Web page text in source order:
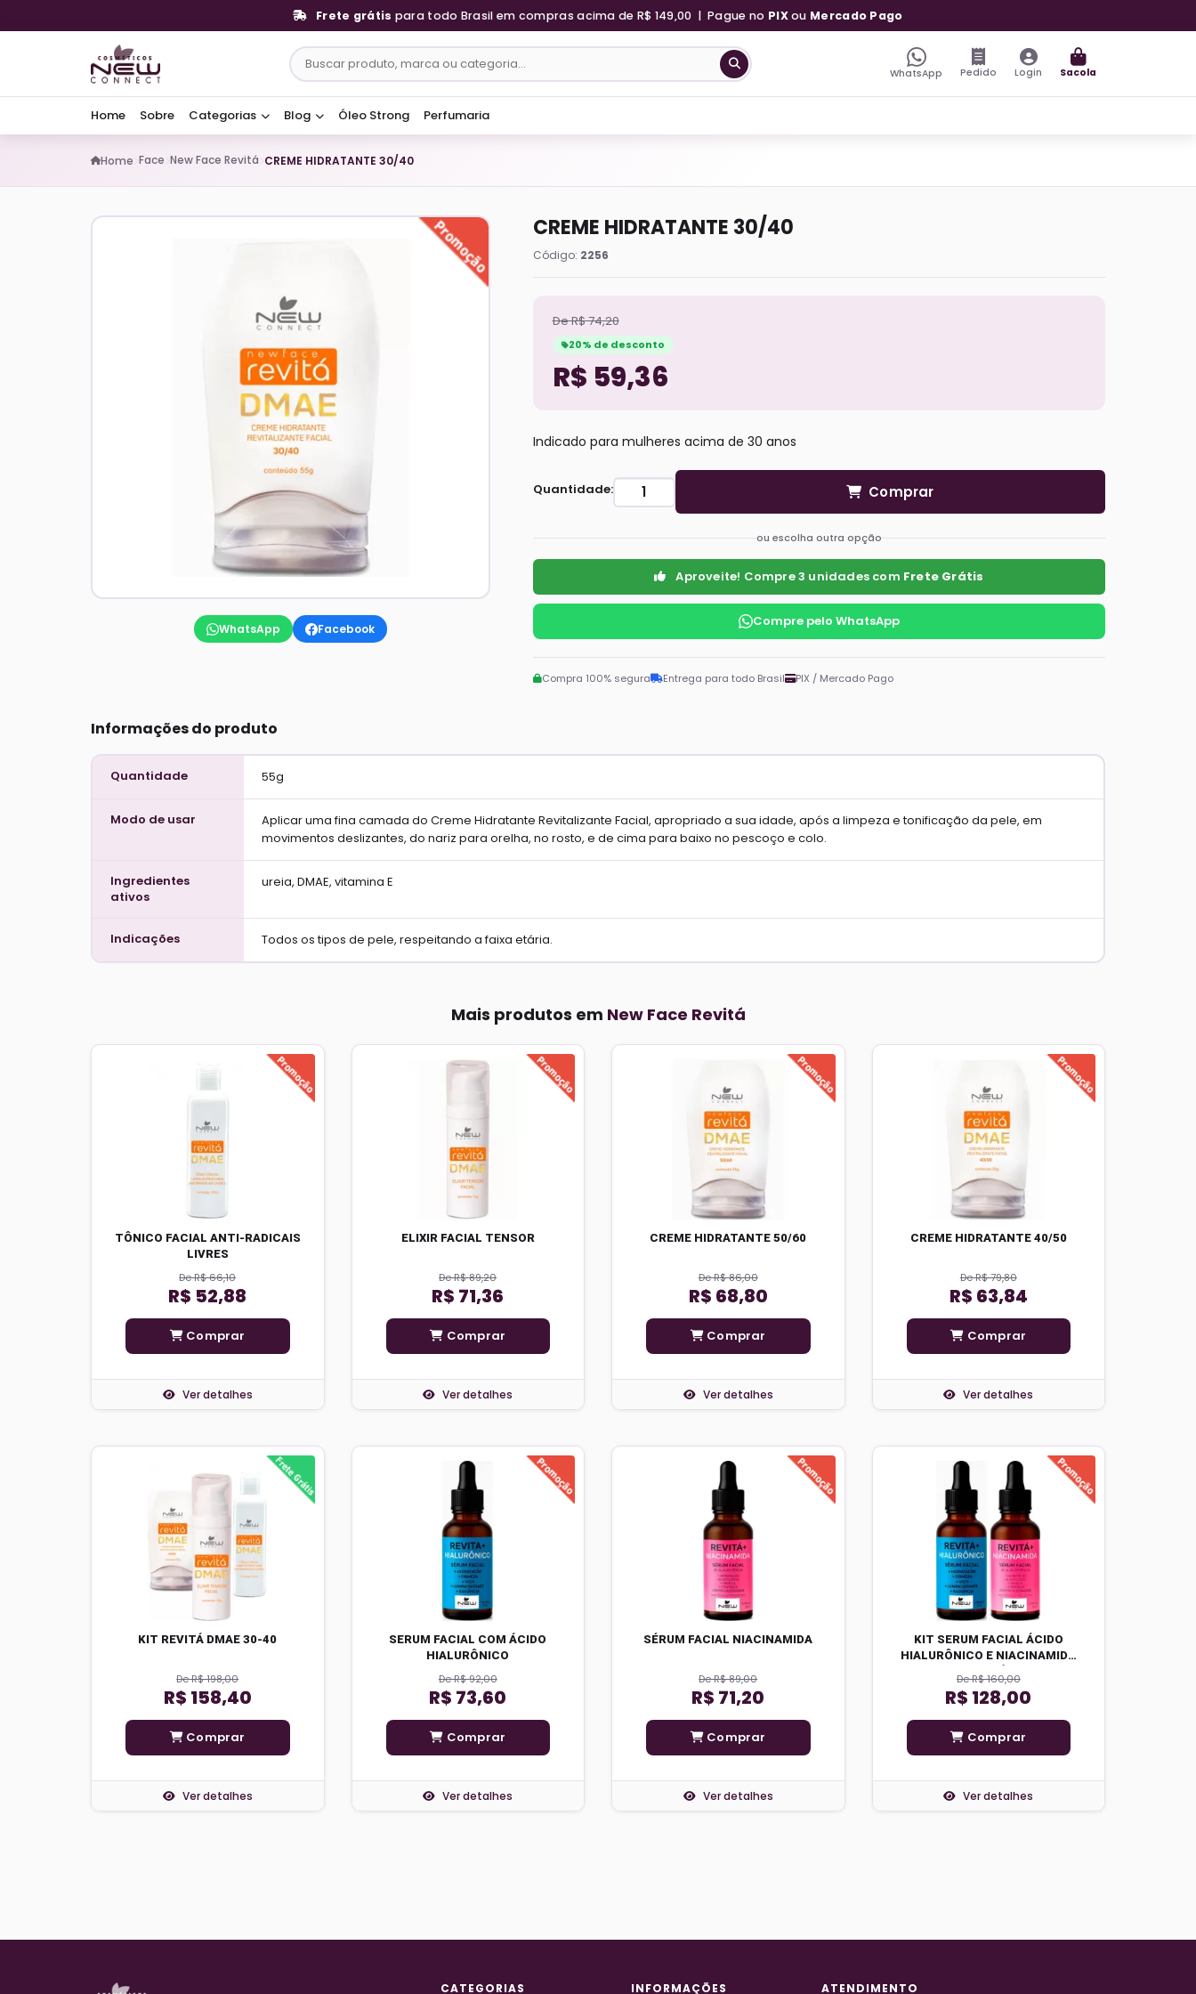
Frete grátis para todo Brasil em compras acima de R$ 149,00 | Pague no PIXou Mercado Pago
WhatsApp Pedido Login Sacola
Home Sobre Categorias Blog Óleo Strong Perfumaria
Home Face New Face Revitá CREME HIDRATANTE 30/40
WhatsApp Facebook
CREME HIDRATANTE 30/40
Código: 2256
De R$ 74,20
20% de desconto
R$ 59,36
Indicado para mulheres acima de 30 anos
Quantidade: Comprar
ou escolha outra opção
Aproveite! Compre 3 unidades com Frete Grátis
Compre pelo WhatsApp
Compra 100% segura Entrega para todo Brasil PIX / Mercado Pago
Informações do produto
Quantidade 55g
Modo de usar
Aplicar uma fina camada do Creme Hidratante Revitalizante Facial, apropriado a sua idade, após a limpeza e tonificação da pele, em
movimentos deslizantes, do nariz para orelha, no rosto, e de cima para baixo no pescoço e colo.
Ingredientes
ativos
ureia, DMAE, vitamina E
Indicações Todos os tipos de pele, respeitando a faixa etária.
Mais produtos em New Face Revitá
TÔNICO FACIAL ANTI-RADICAIS
LIVRES
De R$ 66,10
R$ 52,88
Comprar
Ver detalhes
ELIXIR FACIAL TENSOR
De R$ 89,20
R$ 71,36
Comprar
Ver detalhes
CREME HIDRATANTE 50/60
De R$ 86,00
R$ 68,80
Comprar
Ver detalhes
CREME HIDRATANTE 40/50
De R$ 79,80
R$ 63,84
Comprar
Ver detalhes
KIT REVITÁ DMAE 30-40
De R$ 198,00
R$ 158,40
Comprar
Ver detalhes
SERUM FACIAL COM ÁCIDO
HIALURÔNICO
De R$ 92,00
R$ 73,60
Comprar
Ver detalhes
SÉRUM FACIAL NIACINAMIDA
De R$ 89,00
R$ 71,20
Comprar
Ver detalhes
KIT SERUM FACIAL ÁCIDO
HIALURÔNICO E NIACINAMIDA
REVITÁ+
De R$ 160,00
R$ 128,00
Comprar
Ver detalhes
CATEGORIAS INFORMAÇÕES ATENDIMENTO